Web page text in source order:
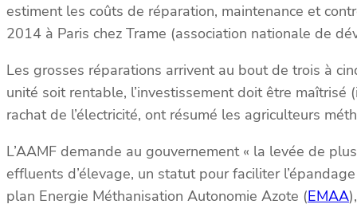
estiment les coûts de réparation, maintenance et
2014 à Paris chez Trame (association nationale de
Les grosses réparations arrivent au bout de trois à
unité soit rentable, l’investissement doit être
rachat de l’électricité, ont résumé les agriculteurs
L’AAMF demande au gouvernement « la levée de
effluents d’élevage, un statut pour faciliter
plan Energie Méthanisation Autonomie Azote (EMAA